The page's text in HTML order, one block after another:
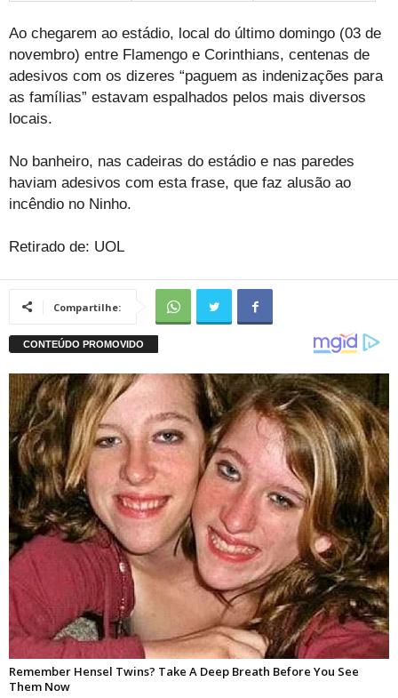
Ao chegarem ao estádio, local do último domingo (03 de
novembro) entre Flamengo e Corinthians, centenas de
adesivos com os dizeres “paguem as indenizações para
as famílias” estavam espalhados pelos mais diversos
locais.
No banheiro, nas cadeiras do estádio e nas paredes
haviam adesivos com esta frase, que faz alusão ao
incêndio no Ninho.
Retirado de: UOL
Compartilhe: